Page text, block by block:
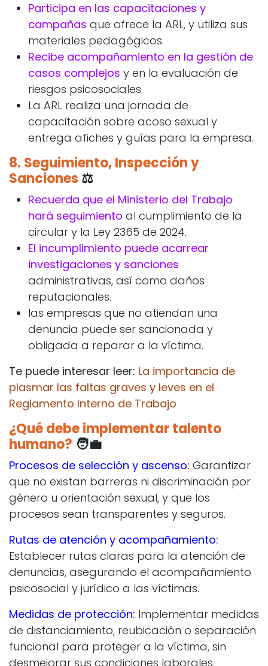
Participa en las capacitaciones y
campañas que ofrece la ARL, y utiliza sus
materiales pedagógicos.
Recibe acompañamiento en la gestión de
casos complejos y en la evaluación de
riesgos psicosociales.
La ARL realiza una jornada de
capacitación sobre acoso sexual y
entrega afiches y guías para la empresa.
8. Seguimiento, Inspección y
Sanciones ⚖️
Recuerda que el Ministerio del Trabajo
hará seguimiento al cumplimiento de la
circular y la Ley 2365 de 2024.
El incumplimiento puede acarrear
investigaciones y sanciones
administrativas, así como daños
reputacionales.
las empresas que no atiendan una
denuncia puede ser sancionada y
obligada a reparar a la víctima.
Te puede interesar leer: La importancia de
plasmar las faltas graves y leves en el
Reglamento Interno de Trabajo
¿Qué debe implementar talento
humano? 🧑‍💼
Procesos de selección y ascenso: Garantizar
que no existan barreras ni discriminación por
género u orientación sexual, y que los
procesos sean transparentes y seguros.
Rutas de atención y acompañamiento:
Establecer rutas claras para la atención de
denuncias, asegurando el acompañamiento
psicosocial y jurídico a las víctimas.
Medidas de protección: Implementar medidas
de distanciamiento, reubicación o separación
funcional para proteger a la víctima, sin
desmejorar sus condiciones laborales.